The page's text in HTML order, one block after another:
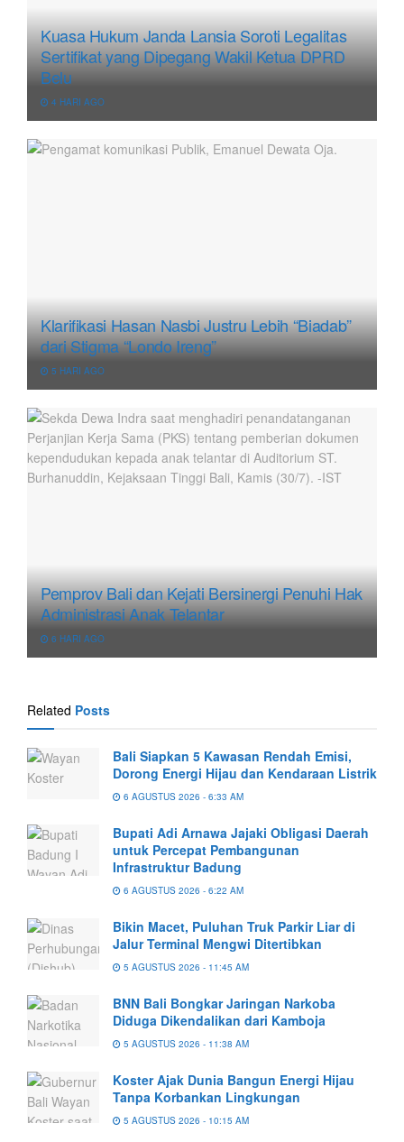
Kuasa Hukum Janda Lansia Soroti Legalitas
Sertifikat yang Dipegang Wakil Ketua DPRD
Belu
4 HARI AGO
Klarifikasi Hasan Nasbi Justru Lebih “Biadab”
dari Stigma “Londo Ireng”
5 HARI AGO
Pemprov Bali dan Kejati Bersinergi Penuhi Hak
Administrasi Anak Telantar
6 HARI AGO
Related Posts
Bali Siapkan 5 Kawasan Rendah Emisi,
Dorong Energi Hijau dan Kendaraan Listrik
6 AGUSTUS 2026 - 6:33 AM
Bupati Adi Arnawa Jajaki Obligasi Daerah
untuk Percepat Pembangunan
Infrastruktur Badung
6 AGUSTUS 2026 - 6:22 AM
Bikin Macet, Puluhan Truk Parkir Liar di
Jalur Terminal Mengwi Ditertibkan
5 AGUSTUS 2026 - 11:45 AM
BNN Bali Bongkar Jaringan Narkoba
Diduga Dikendalikan dari Kamboja
5 AGUSTUS 2026 - 11:38 AM
Koster Ajak Dunia Bangun Energi Hijau
Tanpa Korbankan Lingkungan
5 AGUSTUS 2026 - 10:15 AM